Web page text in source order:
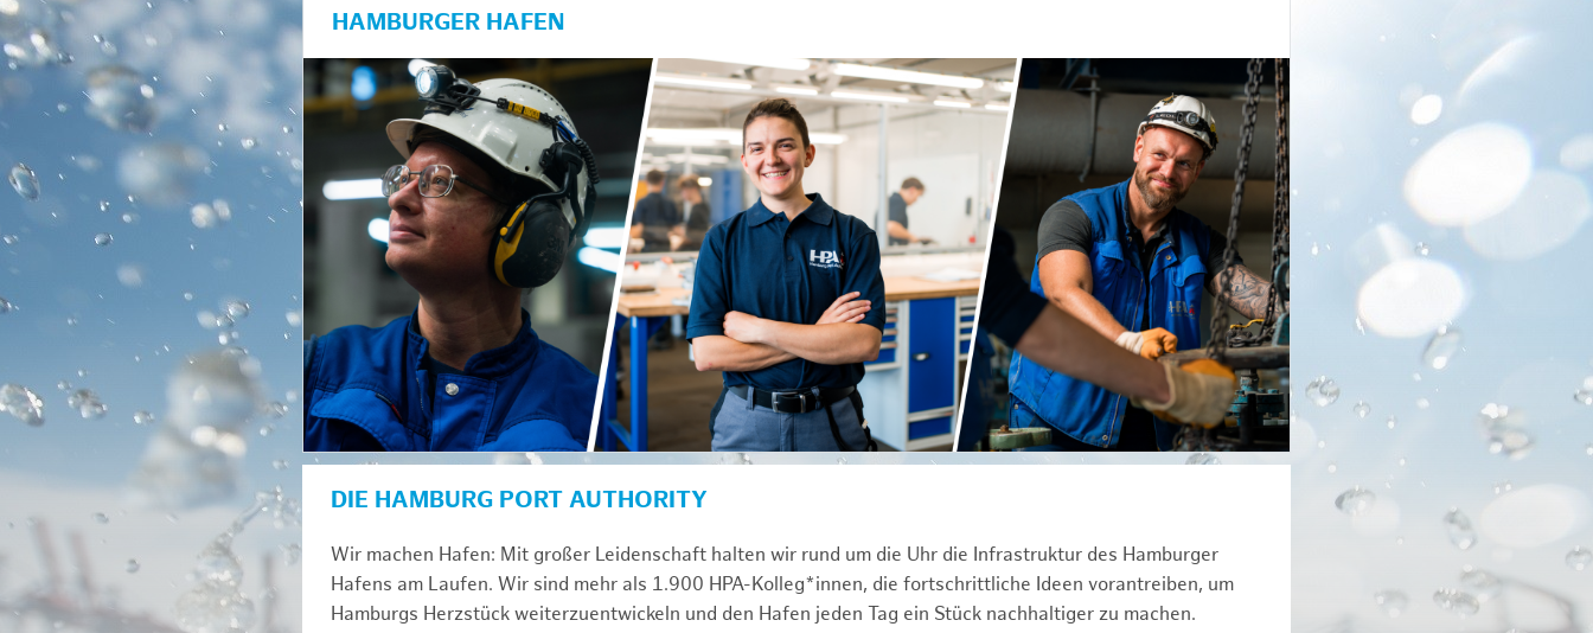
AMBURGER HAFEN
DIE HAMBURG PORT AUTHORITY
Wir machen Hafen: Mit großer Leidenschaft halten wir rund um die Uhr die Infrastruktur des Hamburger
Hafens am Laufen. Wir sind mehr als 1.900 HPA-Kolleg*innen, die fortschrittliche Ideen vorantreiben, um
Hamburgs Herzstück weiterzuentwickeln und den Hafen jeden Tag ein Stück nachhaltiger zu machen.